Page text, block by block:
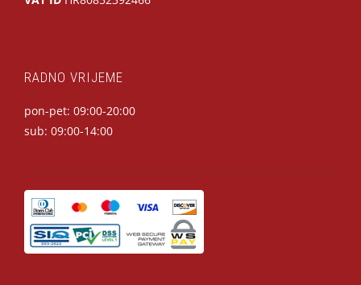
RADNO VRIJEME
pon-pet: 09:00-20:00
sub: 09:00-14:00